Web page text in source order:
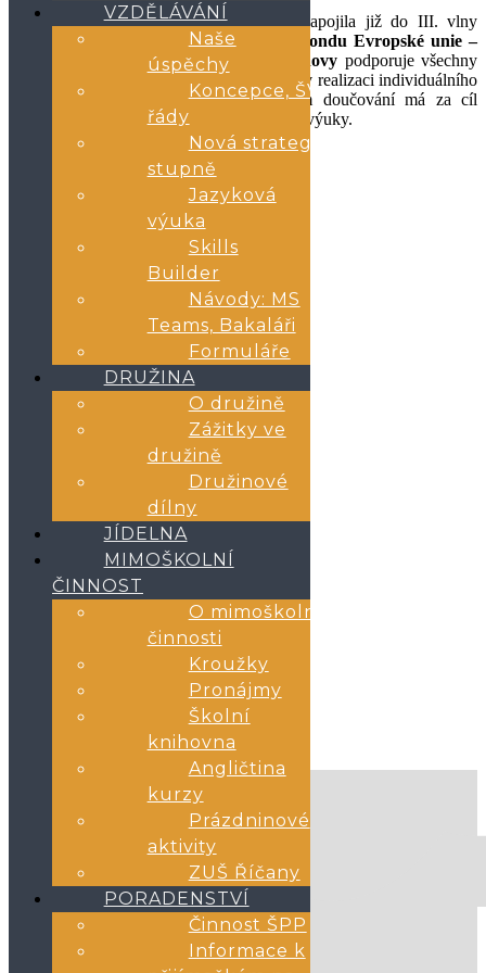
Naše škola se i v tomto školním roce zapojila již do III. vlny
doučování.
Třetí vlna je financována z fondu Evropské unie –
Next Generation EU.Národní plán obnovy podporuje všechny
základní a střední školy v České republice v realizaci individuálního
a skupinového doučování žáků. Program doučování má za cíl
zmírnit negativní dopady výluky prezenční výuky.
Průvodní informativní dopis
Adaptační kurzy 6. tříd
Družina
Knižní recenze
Naše úspěchy
Práce žáků
Prázdninové aktivity
Rozhovory
Výuka
VZDĚLÁVÁNÍ
Naše
úspěchy
Koncepce, ŠVP,
řády
Nová strategie 2.
stupně
Jazyková
výuka
Skills
Builder
Návody: MS
Teams, Bakaláři
Formuláře
DRUŽINA
O družině
Zážitky ve
družině
Družinové
dílny
JÍDELNA
MIMOŠKOLNÍ
ČINNOST
O mimoškolní
činnosti
Kroužky
Pronájmy
Školní
knihovna
Angličtina
kurzy
Prázdninové
aktivity
ZUŠ Říčany
PORADENSTVÍ
Činnost ŠPP
Informace k